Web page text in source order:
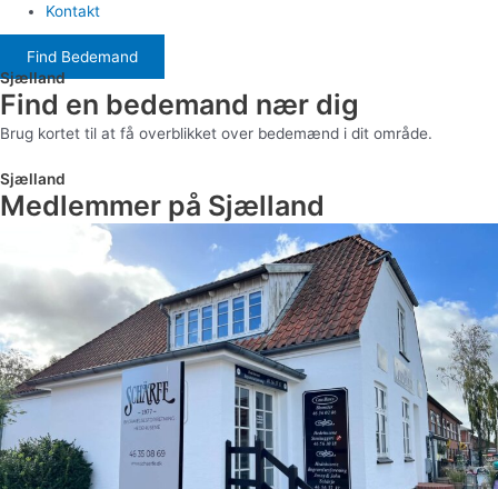
Kontakt
Find Bedemand
Sjælland
Find en bedemand nær dig
Brug kortet til at få overblikket over bedemænd i dit område.
Sjælland
Medlemmer på Sjælland